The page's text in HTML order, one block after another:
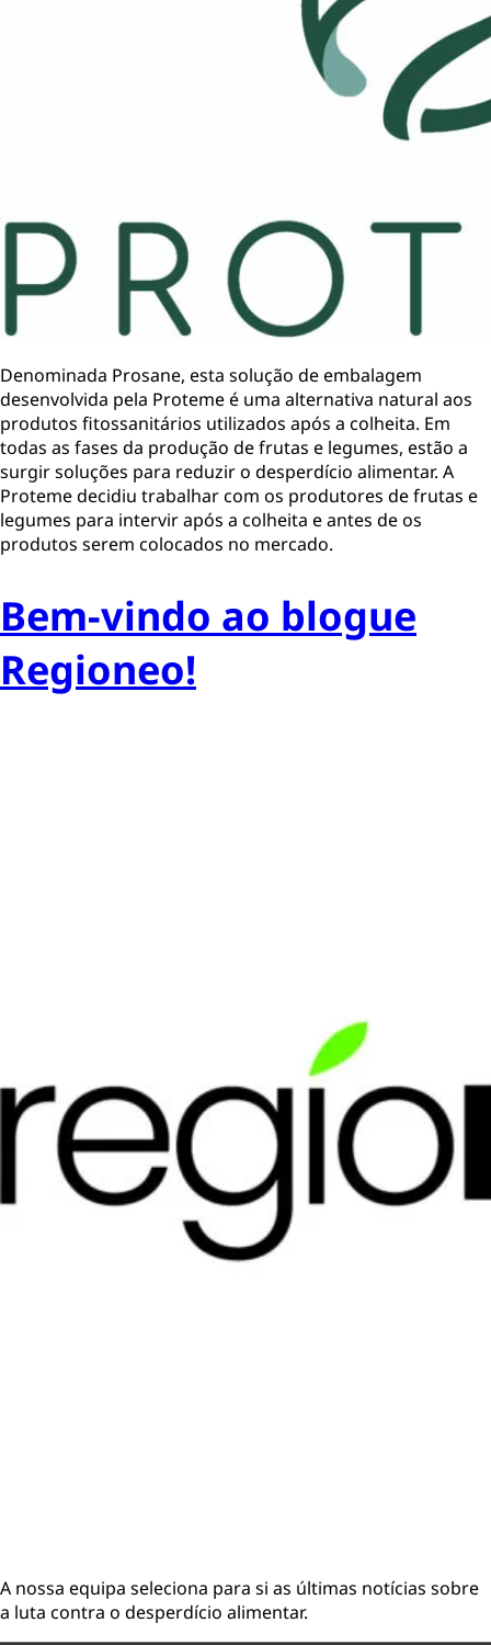
Denominada Prosane, esta solução de embalagem
desenvolvida pela Proteme é uma alternativa natural aos
produtos fitossanitários utilizados após a colheita. Em
todas as fases da produção de frutas e legumes, estão a
surgir soluções para reduzir o desperdício alimentar. A
Proteme decidiu trabalhar com os produtores de frutas e
legumes para intervir após a colheita e antes de os
produtos serem colocados no mercado.
Bem-vindo ao blogue
Regioneo!
A nossa equipa seleciona para si as últimas notícias sobre
a luta contra o desperdício alimentar.